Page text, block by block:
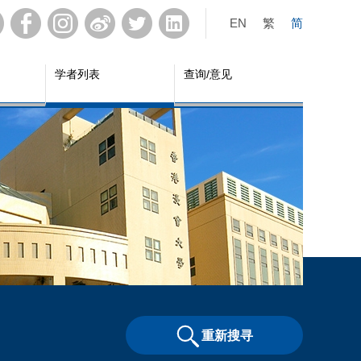
EN 繁 简
学者列表 查询/意见
重新搜寻